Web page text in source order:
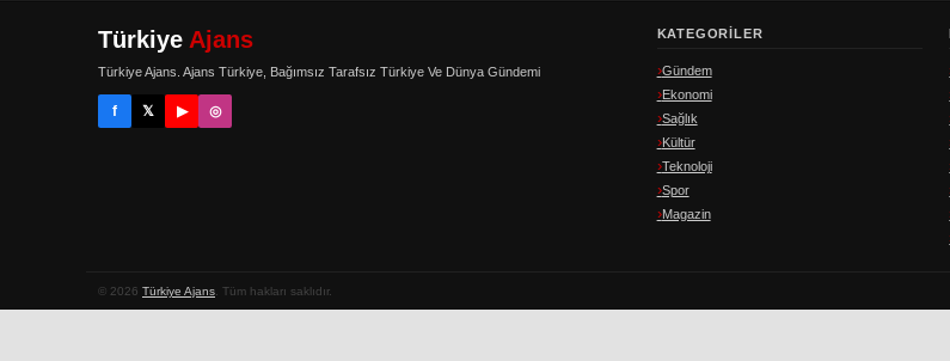
Türkiye Ajans
Türkiye Ajans. Ajans Türkiye, Bağımsız Tarafsız Türkiye Ve Dünya Gündemi
f 𝕏 ▶ ◎
KATEGORILER
Gündem
Ekonomi
Sağlık
Kültür
Teknoloji
Spor
Magazin
© 2026 Türkiye Ajans. Tüm hakları saklıdır.